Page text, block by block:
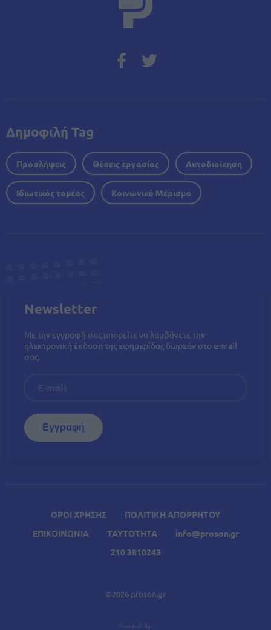
ΟΡΟΙ ΧΡΗΣΗΣ
ΠΟΛΙΤΙΚΗ ΑΠΟΡΡΗΤΟΥ
ΕΠΙΚΟΙΝΩΝΙΑ
ΤΑΥΤΟΤΗΤΑ
info@proson.gr
210 3810243
©2026 proson.gr
Δημοφιλή Tag
Προσλήψεις Θέσεις εργασίας Αυτοδιοίκηση
Ιδιωτικός τομέας Κοινωνικό Μέρισμα
Newsletter
Με την εγγραφή σας μπορείτε να λαμβάνετε την
ηλεκτρονική έκδοση της εφημερίδας δωρεάν στο e-mail
σας.